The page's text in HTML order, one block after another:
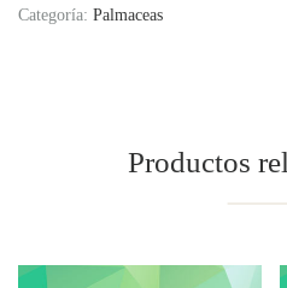
Categoría: Palmaceas
Productos